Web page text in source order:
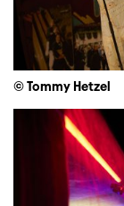
© Tommy Hetzel